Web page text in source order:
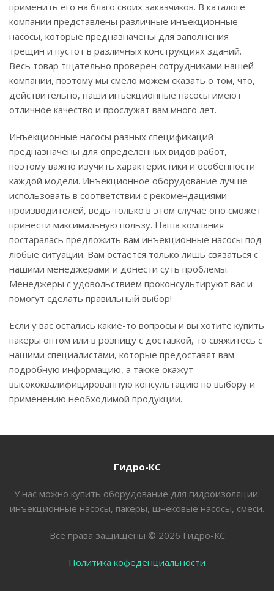
применить его на благо своих заказчиков. В каталоге
компании представлены различные инъекционные
насосы, которые предназначены для заполнения
трещин и пустот в различных конструкциях зданий.
Весь товар тщательно проверен сотрудниками нашей
компании, поэтому мы смело можем сказать о том, что,
действительно, наши инъекционные насосы имеют
отличное качество и прослужат вам много лет.
Инъекционные насосы разных спецификаций
предназначены для определенных видов работ,
поэтому важно изучить характеристики и особенности
каждой модели. Инъекционное оборудование лучше
использовать в соответствии с рекомендациями
производителей, ведь только в этом случае оно сможет
принести максимальную пользу. Наша компания
постаралась предложить вам инъекционные насосы под
любые ситуации. Вам остается только лишь связаться с
нашими менеджерами и донести суть проблемы.
Менеджеры с удовольствием проконсультируют вас и
помогут сделать правильный выбор!
Если у вас остались какие-то вопросы и вы хотите купить
пакеры оптом или в розницу с доставкой, то свяжитесь с
нашими специалистами, которые предоставят вам
подробную информацию, а также окажут
высококвалифицированную консультацию по выбору и
применению необходимой продукции.
Гидро-КС
У нас можно купить оборудование для гидроизоляции:
инъекционные насосы, пакеры, шнековые насосы, смеси.
Все права защищены © 2026 Гидро-КС
Политика кофеденциальности